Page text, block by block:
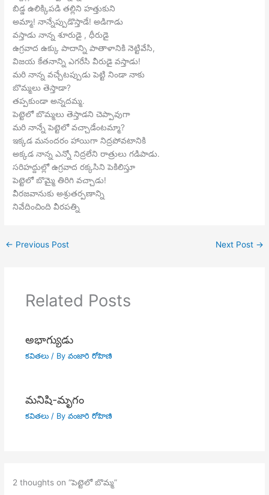
బిడ్డ ఉలిక్కిపడి తల్లిని హత్తుకుని
అమ్మా! నాన్నేప్పుడొస్తాడే! అడిగాడు
వస్తాడు నాన్న శూరుడై , ధీరుడై
ఉగ్రవాద ఉక్కు పాదాన్ని పాతాళానికి నెట్టివేసి,
విజయ కేతనాన్ని ఎగరేసి వీరుడై వస్తాడు!
మరి నాన్న వచ్చేటప్పుడు పెట్టి నిండా నాకు
బొమ్మలు తెస్తాడా?
తప్పకుండా అన్నదమ్మ.
పెట్టెలో బొమ్మలు తెస్తాడని చెప్పావుగా
మరి నాన్నే పెట్టెలో వచ్చాడేంటమ్మా?
ఇక్కడ మనందరం హాయిగా నిద్రపోవటానికి
అక్కడ నాన్న ఎన్నో నిద్రలేని రాత్రులు గడిపాడు.
సరిహద్దుల్లో ఉగ్రవాద రక్కసిని పెకిలిస్తూ
పెట్టెలో బొమ్మై తిరిగి వచ్చాడు!
వీరజవానుకు అశ్రుతర్పణాన్ని
నివేదించింది వీరపత్ని
← Previous Post Next Post →
Related Posts
అభాగ్యుడు
కవితలు/ By వంజారి రోహిణి
మనిషి-మృగం
కవితలు/ By వంజారి రోహిణి
2 thoughts on “పెట్టెలో బొమ్మ”